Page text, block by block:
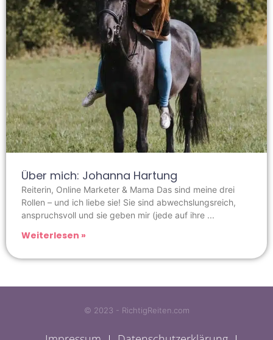
Über mich: Johanna Hartung
Reiterin, Online Marketer & Mama Das sind meine drei
Rollen – und ich liebe sie! Sie sind abwechslungsreich,
anspruchsvoll und sie geben mir (jede auf ihre
Weiterlesen »
© 2023 - RichtigReiten.com